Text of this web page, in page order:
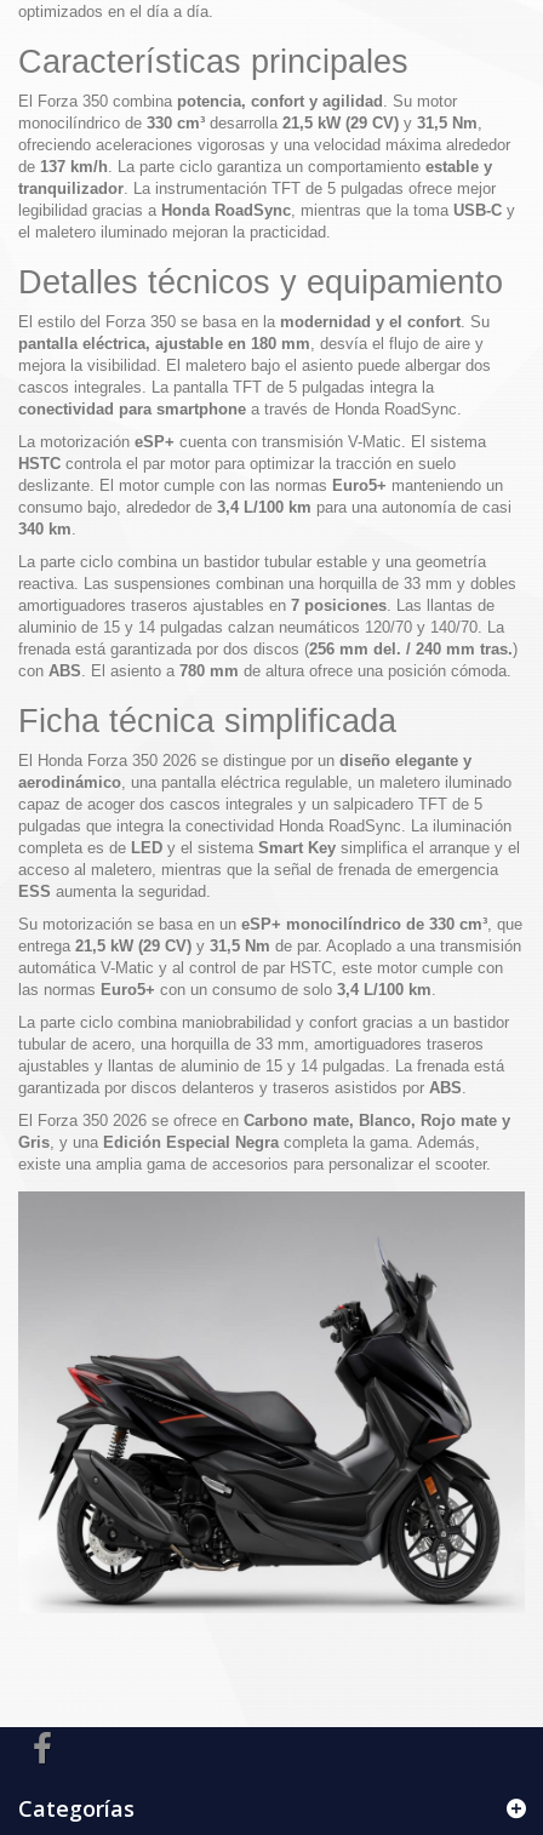
optimizados en el día a día.
Características principales
El Forza 350 combina potencia, confort y agilidad . Su motor
monocilíndrico de 330 cm³ desarrolla 21,5 kW (29 CV) y 31,5 Nm,
ofreciendo aceleraciones vigorosas y una velocidad máxima alrededor
de 137 km/h. La parte ciclo garantiza un comportamiento estable y
tranquilizador. La instrumentación TFT de 5 pulgadas ofrece mejor
legibilidad gracias a Honda RoadSync, mientras que la toma USB-C y
el maletero iluminado mejoran la practicidad.
Detalles técnicos y equipamiento
El estilo del Forza 350 se basa en la modernidad y el confort. Su
pantalla eléctrica, ajustable en 180 mm, desvía el flujo de aire y
mejora la visibilidad. El maletero bajo el asiento puede albergar dos
cascos integrales. La pantalla TFT de 5 pulgadas integra la
conectividad para smartphone a través de Honda RoadSync.
La motorización eSP+ cuenta con transmisión V-Matic. El sistema
HSTC controla el par motor para optimizar la tracción en suelo
deslizante. El motor cumple con las normas Euro5+ manteniendo un
consumo bajo, alrededor de 3,4 L/100 km para una autonomía de casi
340 km.
La parte ciclo combina un bastidor tubular estable y una geometría
reactiva. Las suspensiones combinan una horquilla de 33 mm y dobles
amortiguadores traseros ajustables en 7 posiciones. Las llantas de
aluminio de 15 y 14 pulgadas calzan neumáticos 120/70 y 140/70. La
frenada está garantizada por dos discos (256 mm del. / 240 mm tras.)
con ABS. El asiento a 780 mm de altura ofrece una posición cómoda.
Ficha técnica simplificada
El Honda Forza 350 2026 se distingue por un diseño elegante y
aerodinámico, una pantalla eléctrica regulable, un maletero iluminado
capaz de acoger dos cascos integrales y un salpicadero TFT de 5
pulgadas que integra la conectividad Honda RoadSync. La iluminación
completa es de LED y el sistema Smart Key simplifica el arranque y el
acceso al maletero, mientras que la señal de frenada de emergencia
ESS aumenta la seguridad.
Su motorización se basa en un eSP+ monocilíndrico de 330 cm³, que
entrega 21,5 kW (29 CV) y 31,5 Nm de par. Acoplado a una transmisión
automática V-Matic y al control de par HSTC, este motor cumple con
las normas Euro5+ con un consumo de solo 3,4 L/100 km.
La parte ciclo combina maniobrabilidad y confort gracias a un bastidor
tubular de acero, una horquilla de 33 mm, amortiguadores traseros
ajustables y llantas de aluminio de 15 y 14 pulgadas. La frenada está
garantizada por discos delanteros y traseros asistidos por ABS.
El Forza 350 2026 se ofrece en Carbono mate, Blanco, Rojo mate y
Gris, y una Edición Especial Negracompleta la gama. Además,
existe una amplia gama de accesorios para personalizar el scooter.
Categorías